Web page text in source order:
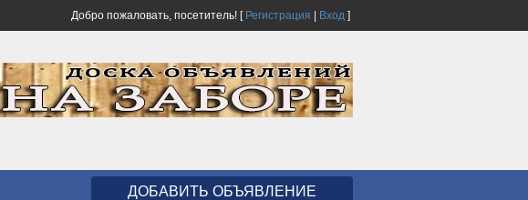
Добро пожаловать, посетитель! [ Регистрация Вход ]
ДОБАВИТЬ ОБЪЯВЛЕНИЕ